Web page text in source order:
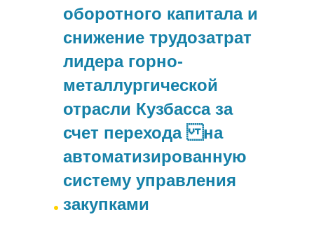
оборотного капитала и
снижение трудозатрат
лидера горно-
металлургической
отрасли Кузбасса за
счет перехода на
автоматизированную
систему управления
закупками